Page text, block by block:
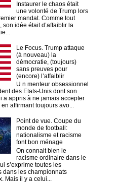
Instaurer le chaos était
une volonté de Trump lors
mandat. Comme tout
son idée était d’affaiblir la
Le Focus. Trump attaque
(à nouveau) la
démocratie, (toujours)
sans preuves pour
(encore) l’affaiblir
U n menteur obsessionnel
des Etats-Unis dont son
a appris à ne jamais accepter
en affirmant toujours avo...
Point de vue. Coupe du
monde de football:
nationalisme et racisme
font bon ménage
On connait bien le
racisme ordinaire dans le
s’exprime toutes les
dans les championnats
Mais il y a celui...